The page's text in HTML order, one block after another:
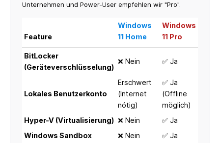
Unternehmen und Power-User empfehlen wir "Pro".
Feature
Windows
11 Home
Windows
11 Pro
BitLocker
(Geräteverschlüsselung)
❌ Nein ✅ Ja
Lokales Benutzerkonto
Erschwert
(Internet
nötig)
✅ Ja
(Offline
möglich)
Hyper-V (Virtualisierung) ❌ Nein
✅ Ja
Windows Sandbox
❌ Nein ✅ Ja